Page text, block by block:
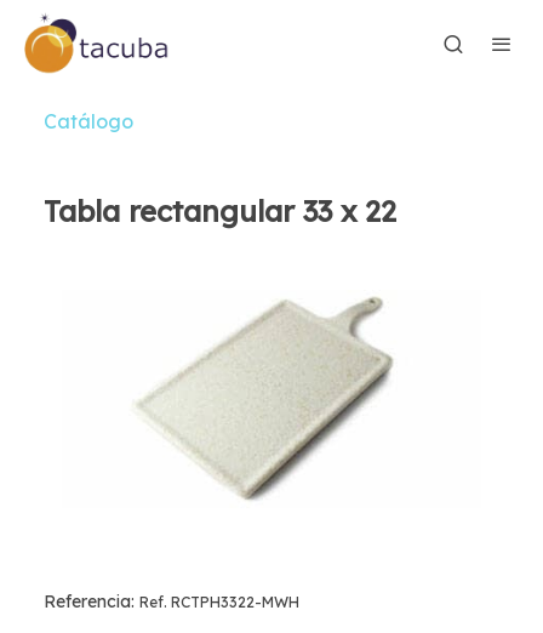
Catálogo
Tabla rectangular 33 x 22
Referencia: Ref. RCTPH3322-MWH